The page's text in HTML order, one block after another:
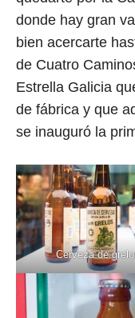
donde hay gran
bien acercarte
de Cuatro
Estrella Galicia
de fábrica y que
se inauguró la
Cerveza de